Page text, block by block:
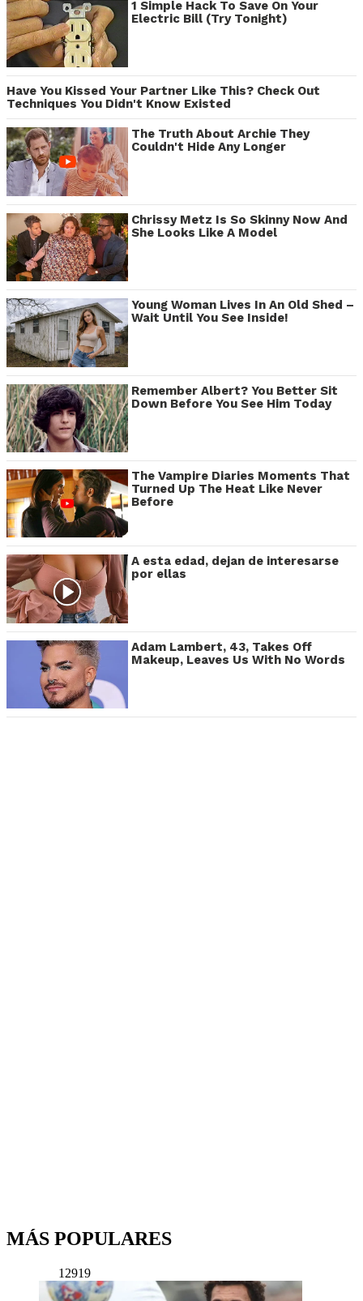
1 Simple Hack To Save On Your
Electric Bill (Try Tonight)
Have You Kissed Your Partner Like This? Check Out
Techniques You Didn't Know Existed
The Truth About Archie They
Couldn't Hide Any Longer
Chrissy Metz Is So Skinny Now And
She Looks Like A Model
Young Woman Lives In An Old Shed –
Wait Until You See Inside!
Remember Albert? You Better Sit
Down Before You See Him Today
The Vampire Diaries Moments That
Turned Up The Heat Like Never
Before
A esta edad, dejan de interesarse
por ellas
Adam Lambert, 43, Takes Off
Makeup, Leaves Us With No Words
MÁS POPULARES
12919